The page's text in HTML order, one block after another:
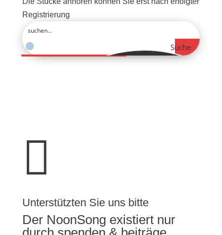
Registrierung
Suche

Unterstützten Sie uns bitte
Der NoonSong existiert nur